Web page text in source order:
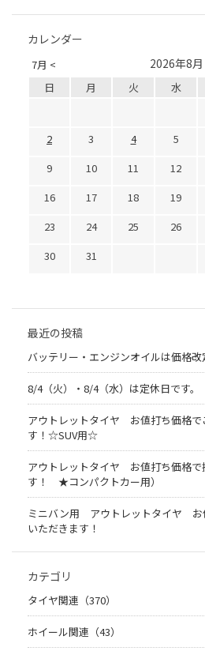
カレンダー
7月 < 2026年8月
日 月 火 水
2
3 4 5
9
10 11 12
16
17 18 19
23
24 25 26
30
31
最近の投稿
バッテリー・エンジンオイルは価格改
8/4（火）・8/4（水）は定休日です。
アウトレットタイヤ お値打ち価格で
す！☆SUV用☆
アウトレットタイヤ お値打ち価格で
す！ ★コンパクトカー用）
ミニバン用 アウトレットタイヤ お
いただきます！
カテゴリ
タイヤ関連（370）
ホイール関連（43）